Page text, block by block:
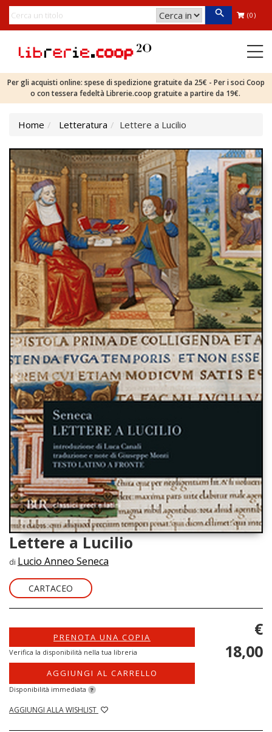
(0)
Per gli acquisti online: spese di spedizione gratuite da 25€ - Per i soci Coop
o con tessera fedeltà Librerie.coop gratuite a partire da 19€.
Home Letteratura Lettere a Lucilio
Lettere a Lucilio
di Lucio Anneo Seneca
CARTACEO
PRENOTA UNA COPIA
Verifica la disponibilità nella tua libreria
AGGIUNGI AL CARRELLO
Disponibilità immediata ?
AGGIUNGI ALLA WISHLIST
€
18,00